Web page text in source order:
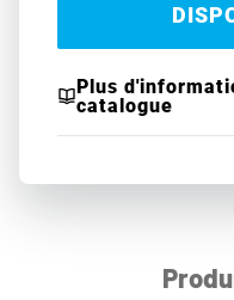
Plus
catalogue